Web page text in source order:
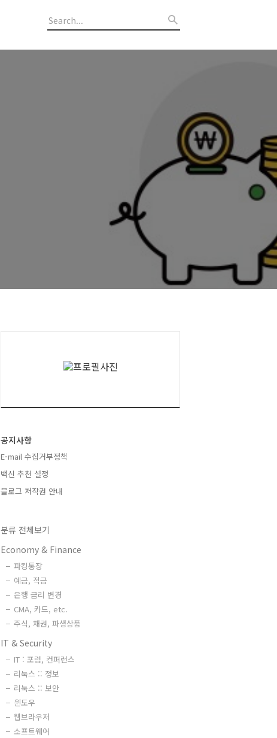
공지사항
E-mail 수집거부정책
백신 추천 설정
블로그 저작권 안내
분류 전체보기
Economy & Finance
파킹통장
예금, 적금
은행 금리 변경
CMA, 카드, etc.
주식, 채권, 파생상품
IT & Security
IT : 포럼, 컨퍼런스
리눅스 :: 정보
리눅스 :: 보안
윈도우
웹브라우저
소프트웨어